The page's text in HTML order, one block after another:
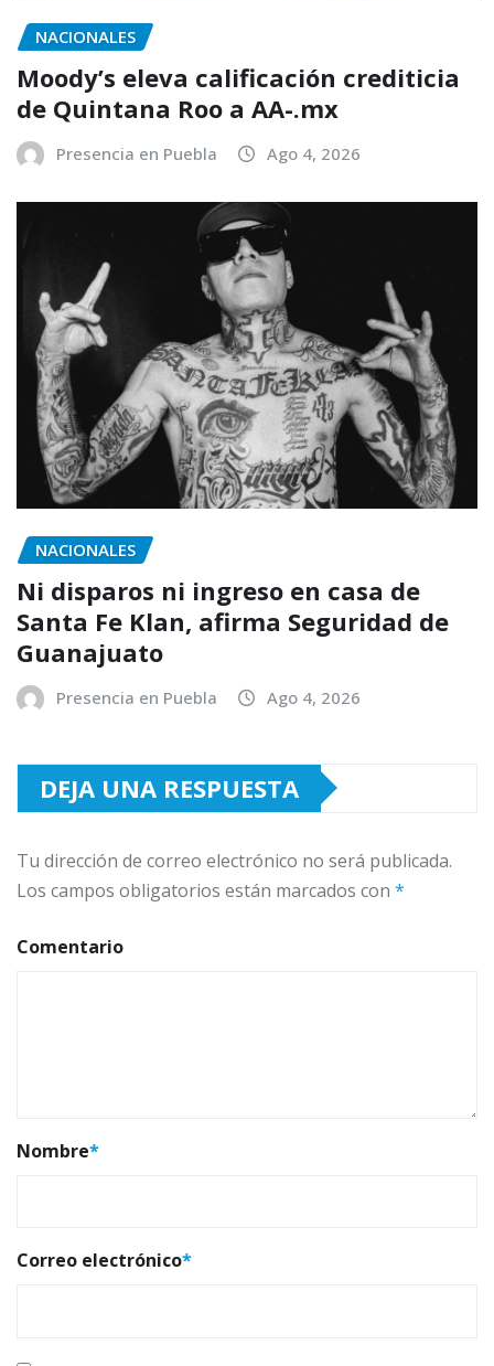
NACIONALES
Moody’s eleva calificación crediticia
de Quintana Roo a AA-.mx
Presencia en Puebla Ago 4, 2026
NACIONALES
Ni disparos ni ingreso en casa de
Santa Fe Klan, afirma Seguridad de
Guanajuato
Presencia en Puebla Ago 4, 2026
DEJA UNA RESPUESTA
Tu dirección de correo electrónico no será publicada.
Los campos obligatorios están marcados con *
Comentario
Nombre*
Correo electrónico*